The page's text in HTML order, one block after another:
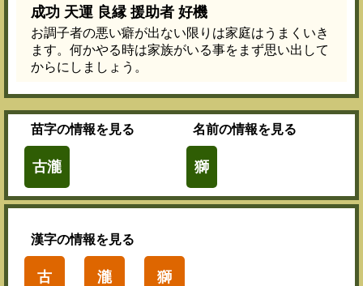
成功 天運 良縁 援助者 好機
お調子者の悪い癖が出ない限りは家庭はうまくいき
ます。何かやる時は家族がいる事をまず思い出して
からにしましょう。
苗字の情報を見る
古瀧
名前の情報を見る
獅
漢字の情報を見る
古 瀧 獅